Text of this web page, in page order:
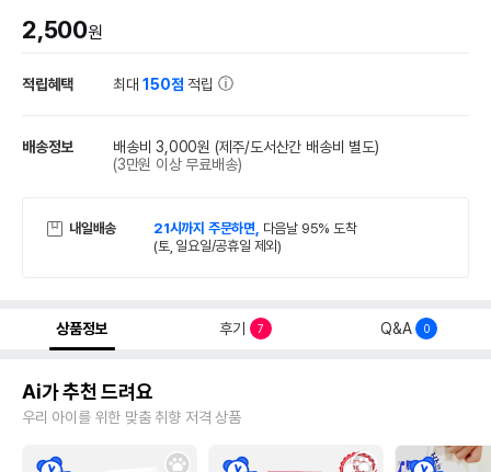
2,500원
적립혜택 최대150점 적립
배송정보 배송비 3,000원 (제주/도서산간 배송비 별도)
(3만원 이상 무료배송)
내일배송 21시까지 주문하면, 다음날 95% 도착
(토, 일요일/공휴일 제외)
상품정보 후기 7 Q&A 0
Ai가 추천 드려요
우리 아이를 위한 맞춤 취향 저격 상품